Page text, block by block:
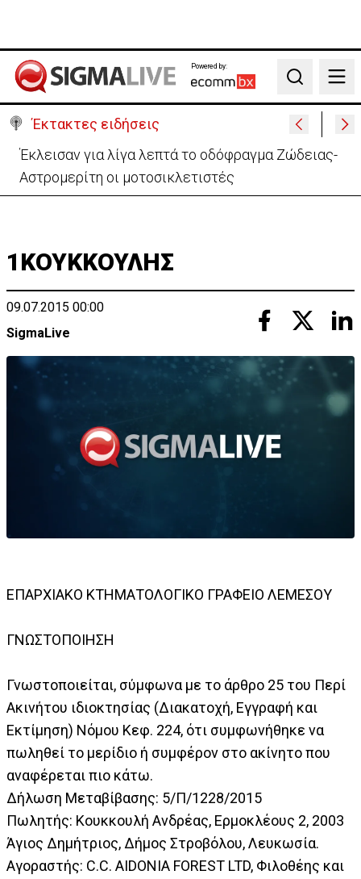
Powered by:
Search
Έκτακτες ειδήσεις
Αστυνομία: Ακυρώνονται 6 προκηρυγμένες θέσεις -
Ποιος ο λόγος
1ΚΟΥΚΚΟΥΛΗΣ
09.07.2015 00:00
SigmaLive
ΕΠΑΡΧΙΑΚΟ ΚΤΗΜΑΤΟΛΟΓΙΚΟ ΓΡΑΦΕΙΟ ΛΕΜΕΣΟΥ
ΓΝΩΣΤΟΠΟΙΗΣΗ
Γνωστοποιείται, σύμφωνα με το άρθρο 25 του Περί
Ακινήτου ιδιοκτησίας (Διακατοχή, Εγγραφή και
Εκτίμηση) Νόμου Κεφ. 224, ότι συμφωνήθηκε να
πωληθεί το μερίδιο ή συμφέρον στο ακίνητο που
αναφέρεται πιο κάτω.
Δήλωση Μεταβίβασης: 5/Π/1228/2015
Πωλητής: Κουκκουλή Ανδρέας, Ερμοκλέους 2, 2003
Άγιος Δημήτριος, Δήμος Στροβόλου, Λευκωσία.
Αγοραστής: C.C. AIDONIA FOREST LTD, Φιλοθέης και